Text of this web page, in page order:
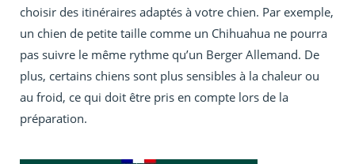
choisir des itinéraires adaptés à votre chien. Par exemple,
un chien de petite taille comme un Chihuahua ne pourra
pas suivre le même rythme qu’un Berger Allemand. De
plus, certains chiens sont plus sensibles à la chaleur ou
au froid, ce qui doit être pris en compte lors de la
préparation.